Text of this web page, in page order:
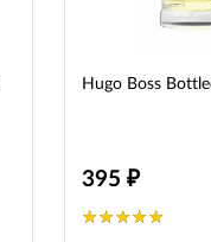
Hugo Boss
395